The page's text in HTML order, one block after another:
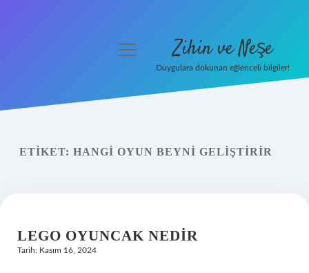
Yasal Uyarı
menüyü
Zihin ve Neşe
Duygulara dokunan eğlenceli bilgiler!
ETIKET: HANGI OYUN BEYNI GELIŞTIRIR
LEGO OYUNCAK NEDIR
Tarih: Kasım 16, 2024